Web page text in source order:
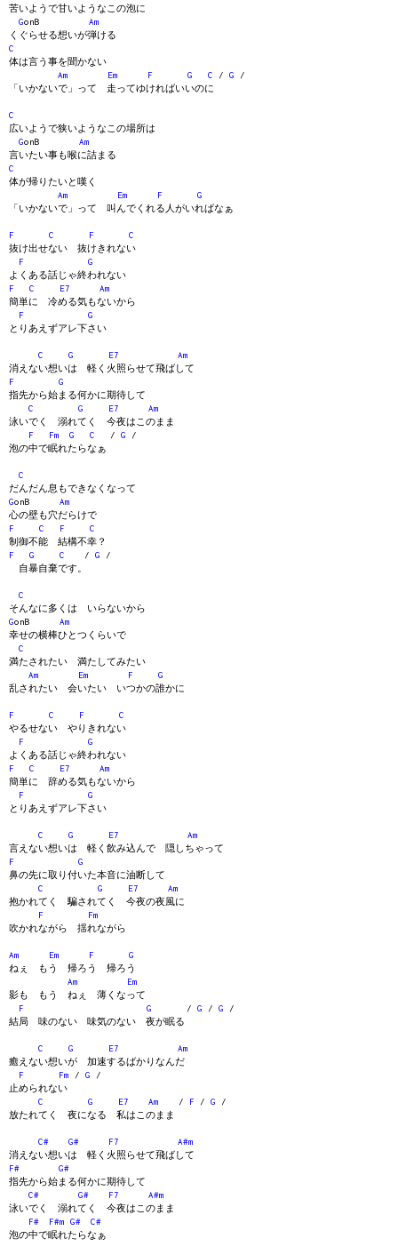
苦いようで甘いようなこの泡に
GonB Am
くぐらせる想いが弾ける
C
体は言う事を聞かない
Am
Em F G C / G /
「いかないで」って 走ってゆければいいのに
C
広いようで狭いようなこの場所は
GonB Am
言いたい事も喉に詰まる
C
体が帰りたいと嘆く
Am
Em F
G
「いかないで」って 叫んでくれる人がいればなぁ
F C F
C
抜け出せない 抜けきれない
F
G
よくある話じゃ終われない
F
C E7
Am
簡単に 冷める気もないから
F
G
とりあえずアレ下さい
C G E7
Am
消えない想いは 軽く火照らせて飛ばして
F
G
指先から始まる何かに期待して
C
G E7
Am
泳いでく 溺れてく 今夜はこのまま
F
Fm G C / G /
泡の中で眠れたらなぁ
C
だんだん息もできなくなって
GonB Am
心の壁も穴だらけで
F
C F
C
制御不能 結構不幸？
F
G C / G /
自暴自棄です。
C
そんなに多くは いらないから
GonB Am
幸せの横棒ひとつくらいで
C
満たされたい 満たしてみたい
Am
Em F
G
乱されたい 会いたい いつかの誰かに
F C F
C
やるせない やりきれない
F
G
よくある話じゃ終われない
F
C E7
Am
簡単に 辞める気もないから
F
G
とりあえずアレ下さい
C G E7
Am
言えない想いは 軽く飲み込んで 隠しちゃって
F
G
鼻の先に取り付いた本音に油断して
C
G E7
Am
抱かれてく 騙されてく 今夜の夜風に
F
Fm
吹かれながら 揺れながら
Am Em F
G
ねぇ もう 帰ろう 帰ろう
Am
Em
影も もう ねぇ 薄くなって
F
G / G / G /
結局 味のない 味気のない 夜が眠る
C G E7
Am
癒えない想いが 加速するばかりなんだ
F
Fm / G /
止められない
C
G E7 Am / F / G /
放たれてく 夜になる 私はこのまま
C# G# F7
A#m
消えない想いは 軽く火照らせて飛ばして
F#
G#
指先から始まる何かに期待して
C#
G# F7
A#m
泳いでく 溺れてく 今夜はこのまま
F#
F#m G#
C#
泡の中で眠れたらなぁ